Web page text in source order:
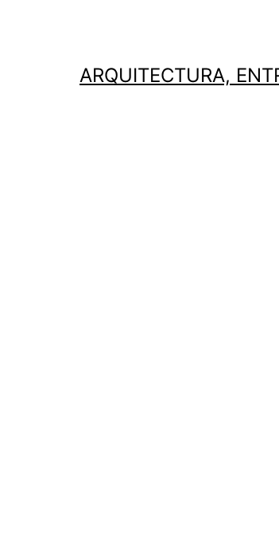
ARQUITECTURA,